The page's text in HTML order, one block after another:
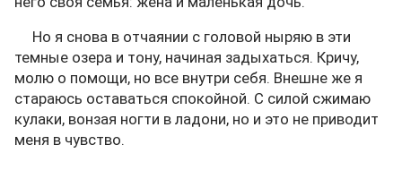
Но я снова в отчаянии с головой ныряю в эти
темные озера и тону, начиная задыхаться. Кричу,
молю о помощи, но все внутри себя. Внешне же я
стараюсь оставаться спокойной. С силой сжимаю
кулаки, вонзая ногти в ладони, но и это не приводит
меня в чувство.